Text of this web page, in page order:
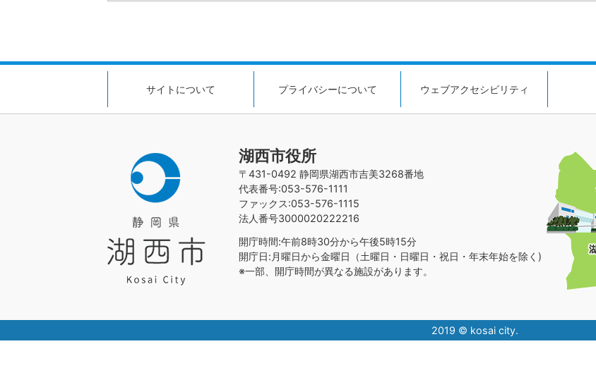
サイトについて プライバシーについて ウェブアクセシビリティ
湖西市役所
〒431-0492 静岡県湖西市吉美3268番地
代表番号:053-576-1111
ファックス:053-576-1115
法人番号3000020222216
開庁時間:午前8時30分から午後5時15分
開庁日:月曜日から金曜日（土曜日・日曜日・祝日・年末年始を除く)
※一部、開庁時間が異なる施設があります。
2019 © kosai city.